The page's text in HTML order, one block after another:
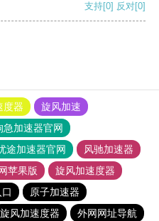
支持[0] 反对[0]
度器
旋风加速
急加速器官网
途加速器官网
风驰加速器
苹果版
旋风加速度器
原子加速器
旋风加速度器
外网网址导航